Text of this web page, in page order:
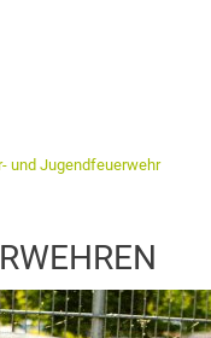
und Jugendfeuerwehr